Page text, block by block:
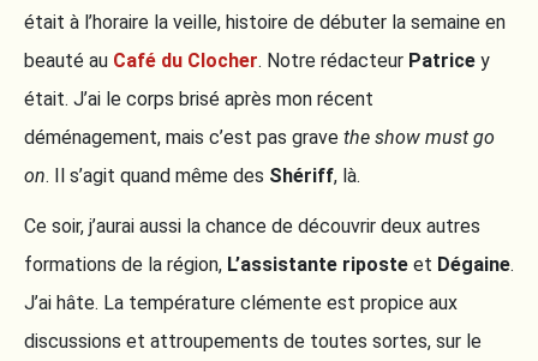
était à l’horaire la veille, histoire de débuter la semaine en
beauté au Café du Clocher. Notre rédacteur Patrice y
était. J’ai le corps brisé après mon récent
déménagement, mais c’est pas grave the show must go
on. Il s’agit quand même des Shériff, là.
Ce soir, j’aurai aussi la chance de découvrir deux autres
formations de la région, L’assistante riposte et Dégaine.
J’ai hâte. La température clémente est propice aux
discussions et attroupements de toutes sortes, sur le